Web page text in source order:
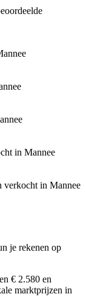
in Mannee
verkocht in Mannee
je rekenen op
€ 2.580 en
marktprijzen in